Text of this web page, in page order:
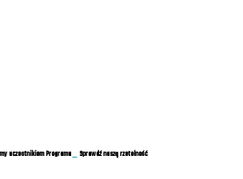
uczestnikiem Programu Sprawdź naszą rzetelność